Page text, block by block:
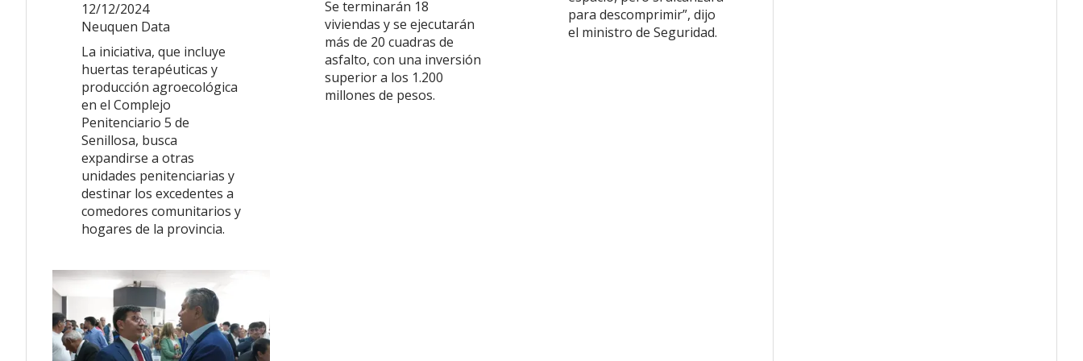
Neuquen Data
12/12/2024
La iniciativa, que incluye
huertas terapéuticas y
producción agroecológica
en el Complejo
Penitenciario 5 de
Senillosa, busca
expandirse a otras
unidades penitenciarias y
destinar los excedentes a
comedores comunitarios y
hogares de la provincia.
Se terminarán 18
viviendas y se ejecutarán
más de 20 cuadras de
asfalto, con una inversión
superior a los 1.200
millones de pesos.
para descomprimir”, dijo
el ministro de Seguridad.